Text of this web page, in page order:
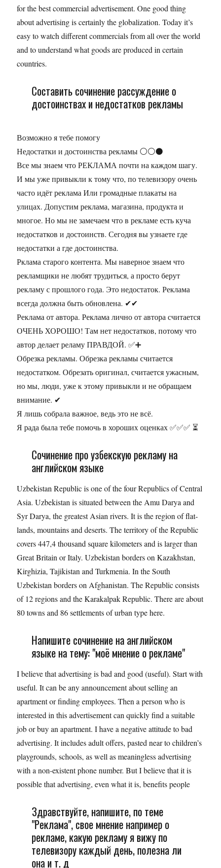
for the best commercial advertisement. One good thing
about advertising is certainly the globalization. Today it’s
easy to watch different commercials from all over the world
and to understand what goods are produced in certain
countries.
Составить сочинение рассуждение о
достоинствах и недостатков рекламы
Возможно я тебе помогу
Недостатки и достоинства рекламы ⚪⚪⚫
Все мы знаем что РЕКЛАМА почти на каждом шагу.
И мы уже привыкли к тому что, по телевизору очень
часто идёт реклама Или громадные плакаты на
улицах. Допустим реклама, магазина, продукта и
многое. Но мы не замечаем что в рекламе есть куча
недостатков и достоинств. Сегодня вы узнаете где
недостатки а где достоинства.
Рклама старого контента. Мы наверное знаем что
рекламщики не любят трудиться, а просто берут
рекламу с прошлого года. Это недостаток. Реклама
всегда должна быть обновлена. ✔✔
Реклама от автора. Реклама лично от автора считается
ОЧЕНЬ ХОРОШО! Там нет недостатков, потому что
автор делает реламу ПРАВДОЙ. ✅➕
Обрезка рекламы. Обрезка рекламы считается
недостатком. Обрезать оригинал, считается ужасным,
но мы, люди, уже к этому привыкли и не обращаем
внимание. ✔
Я лишь собрала важное, ведь это не всё.
Я рада была тебе помочь в хороших оценках ✅✅✅ ⏳
Сочинение про узбекскую рекламу на
английском языке
Uzbekistan Republic is one of the four Republics of Central
Asia. Uzbekistan is situated between the Amu Darya and
Syr Darya, the greatest Asian rivers. It is the region of flat-
lands, mountains and deserts. The territory of the Republic
covers 447,4 thousand square kilometers and is larger than
Great Britain or Italy. Uzbekistan borders on Kazakhstan,
Kirghizia, Tajikistan and Turkmenia. In the South
Uzbekistan borders on Afghanistan. The Republic consists
of 12 regions and the Karakalpak Republic. There are about
80 towns and 86 settlements of urban type here.
Напишите сочинение на английском
языке на тему: "моё мнение о рекламе"
I believe that advertising is bad and good (useful). Start with
useful. It can be any announcement about selling an
apartment or finding employees. Then a person who is
interested in this advertisement can quickly find a suitable
job or buy an apartment. I have a negative attitude to bad
advertising. It includes adult offers, pasted near to children’s
playgrounds, schools, as well as meaningless advertising
with a non-existent phone number. But I believe that it is
possible that advertising, even what it is, benefits people
Здравствуйте, напишите, по теме
"Реклама", свое мнение например о
рекламе, какую рекламу я вижу по
телевизору каждый день, полезна ли
она и т. д